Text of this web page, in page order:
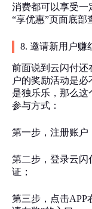
消费都可以享受一
“享优惠”页面底部
8. 邀请新用户赚
前面说到云闪付还
户的奖励活动是
是独乐乐，那么这
参与方式：
第一步，注册账户
第二步，登录云闪
证；
第三步，点击APP